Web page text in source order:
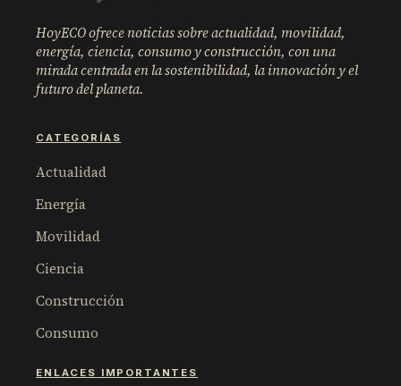
HoyECO ofrece noticias sobre actualidad, movilidad,
energía, ciencia, consumo y construcción, con una
mirada centrada en la sostenibilidad, la innovación y el
futuro del planeta.
CATEGORÍAS
Actualidad
Energía
Movilidad
Ciencia
Construcción
Consumo
ENLACES IMPORTANTES